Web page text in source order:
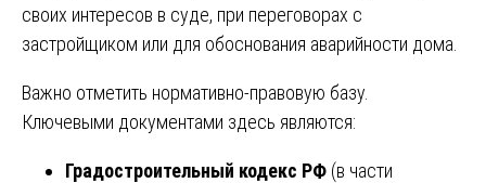
своих интересов в суде, при переговорах с
застройщиком или для обоснования аварийности дома.
Важно отметить нормативно-правовую базу.
Ключевыми документами здесь являются:
Градостроительный кодекс РФ (в части